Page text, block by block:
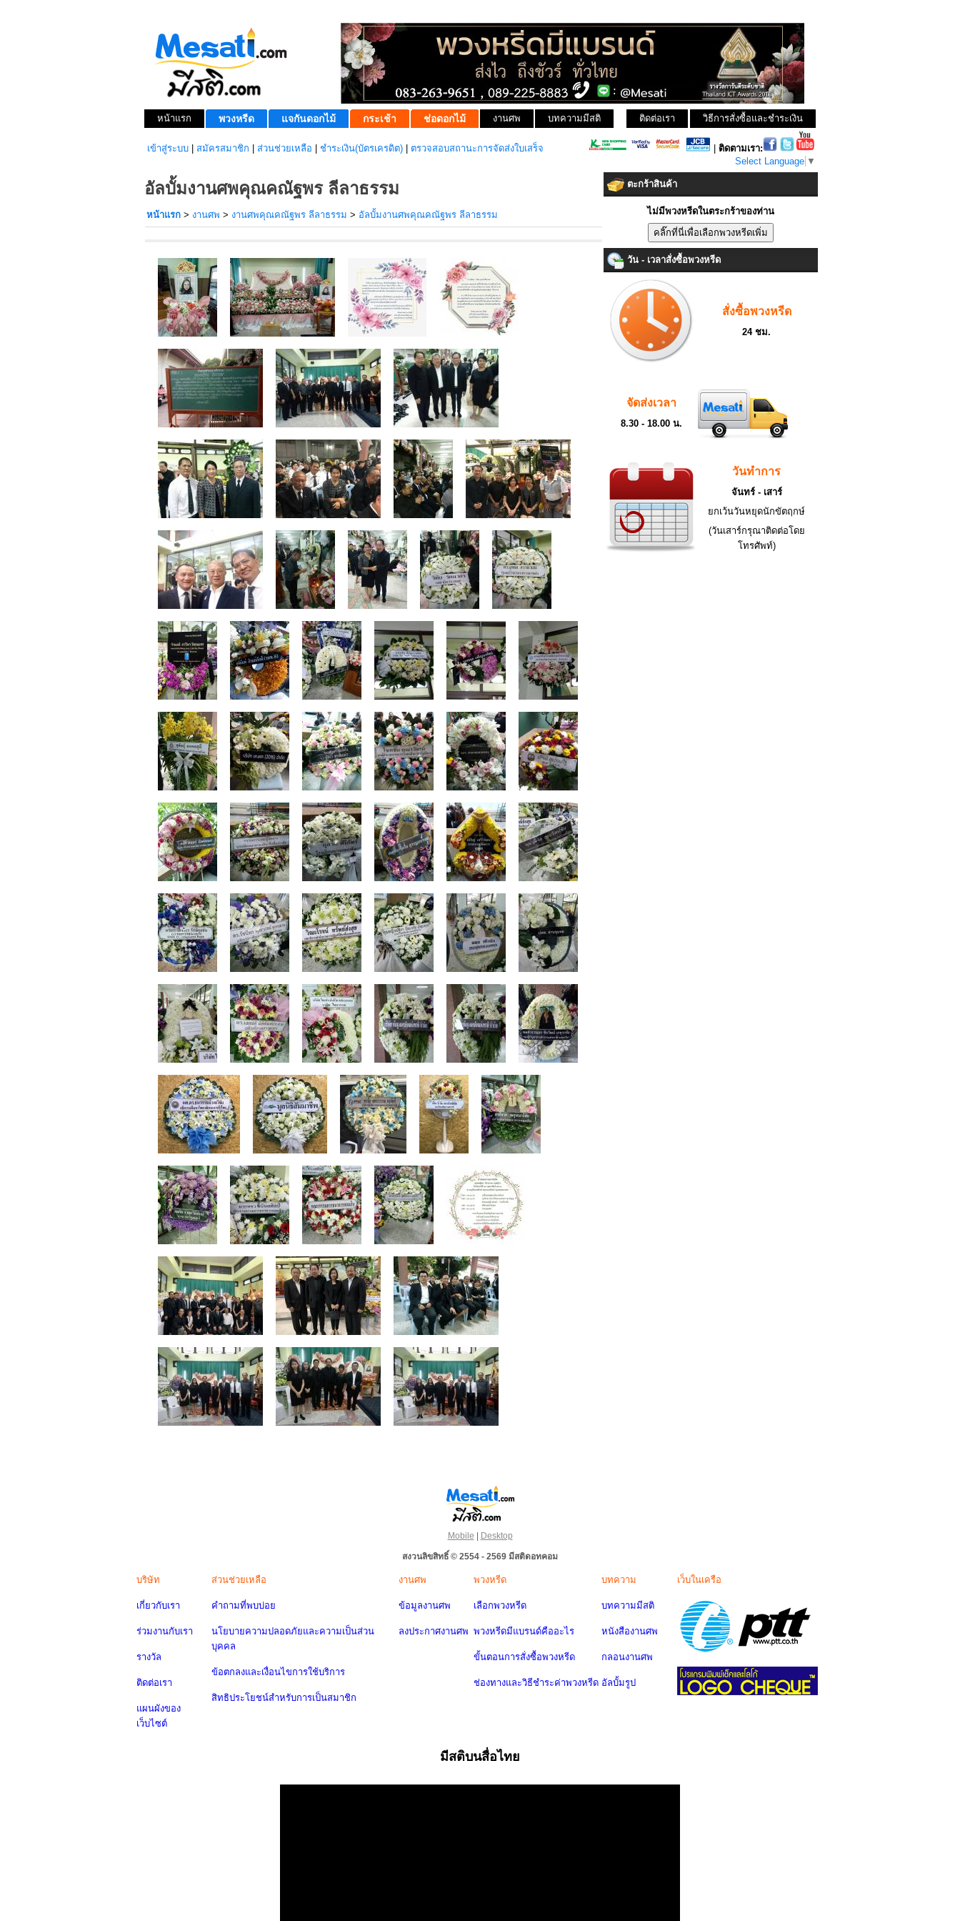
หน้าแรก พวงหรีด แจกันดอกไม้ กระเช้า ช่อดอกไม้ งานศพ บทความมีสติ วิธีการสั่งซื้อและชำระเงิน
ติดต่อเรา
เข้าสู่ระบบ สมัครสมาชิก ส่วนช่วยเหลือ ชำระเงิน(บัตรเครดิต) ตรวจสอบสถานะการจัดส่งใบเสร็จ
ติดตามเรา:
Select Language ▼
อัลบั้มงานศพคุณคณัฐพร ลีลาธรรม
หน้าแรก > งานศพ > งานศพคุณคณัฐพร ลีลาธรรม > อัลบั้มงานศพคุณคณัฐพร ลีลาธรรม
ตะกร้าสินค้า
ไม่มีพวงหรีดในตระกร้าของท่าน
วัน - เวลาสั่งซื้อพวงหรีด
สั่งซื้อพวงหรีด
24 ชม.
จัดส่งเวลา
8.30 - 18.00 น.
วันทำการ
จันทร์ - เสาร์
ยกเว้นวันหยุดนักขัตฤกษ์
(วันเสาร์กรุณาติดต่อโดย
โทรศัพท์)
Mobile | Desktop
สงวนลิขสิทธิ์ © 2554 - 2569 มีสติดอทคอม
บริษัท
เกี่ยวกับเรา
ร่วมงานกับเรา
รางวัล
ติดต่อเรา
แผนผังของ
เว็บไซต์
ส่วนช่วยเหลือ
คำถามที่พบบ่อย
นโยบายความปลอดภัยและความเป็นส่วน
บุคคล
ข้อตกลงและเงื่อนไขการใช้บริการ
สิทธิประโยชน์สำหรับการเป็นสมาชิก
งานศพ
ข้อมูลงานศพ
ลงประกาศงานศพ
พวงหรีด
เลือกพวงหรีด
พวงหรีดมีแบรนด์คืออะไร
ขั้นตอนการสั่งซื้อพวงหรีด
ช่องทางและวิธีชำระค่าพวงหรีด
บทความ
บทความมีสติ
หนังสืองานศพ
กลอนงานศพ
อัลบั้มรูป
เว็บในเครือ
มีสติบนสื่อไทย